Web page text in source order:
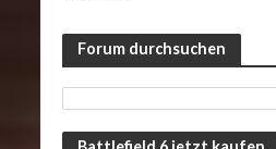
Forum durchsuchen